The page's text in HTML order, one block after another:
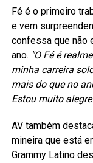
Fé é o primeiro
e vem
confessa que não
ano. "O Fé é
minha carreira
mais do que no
Estou muito
AV também
mineira que está
Grammy Latino